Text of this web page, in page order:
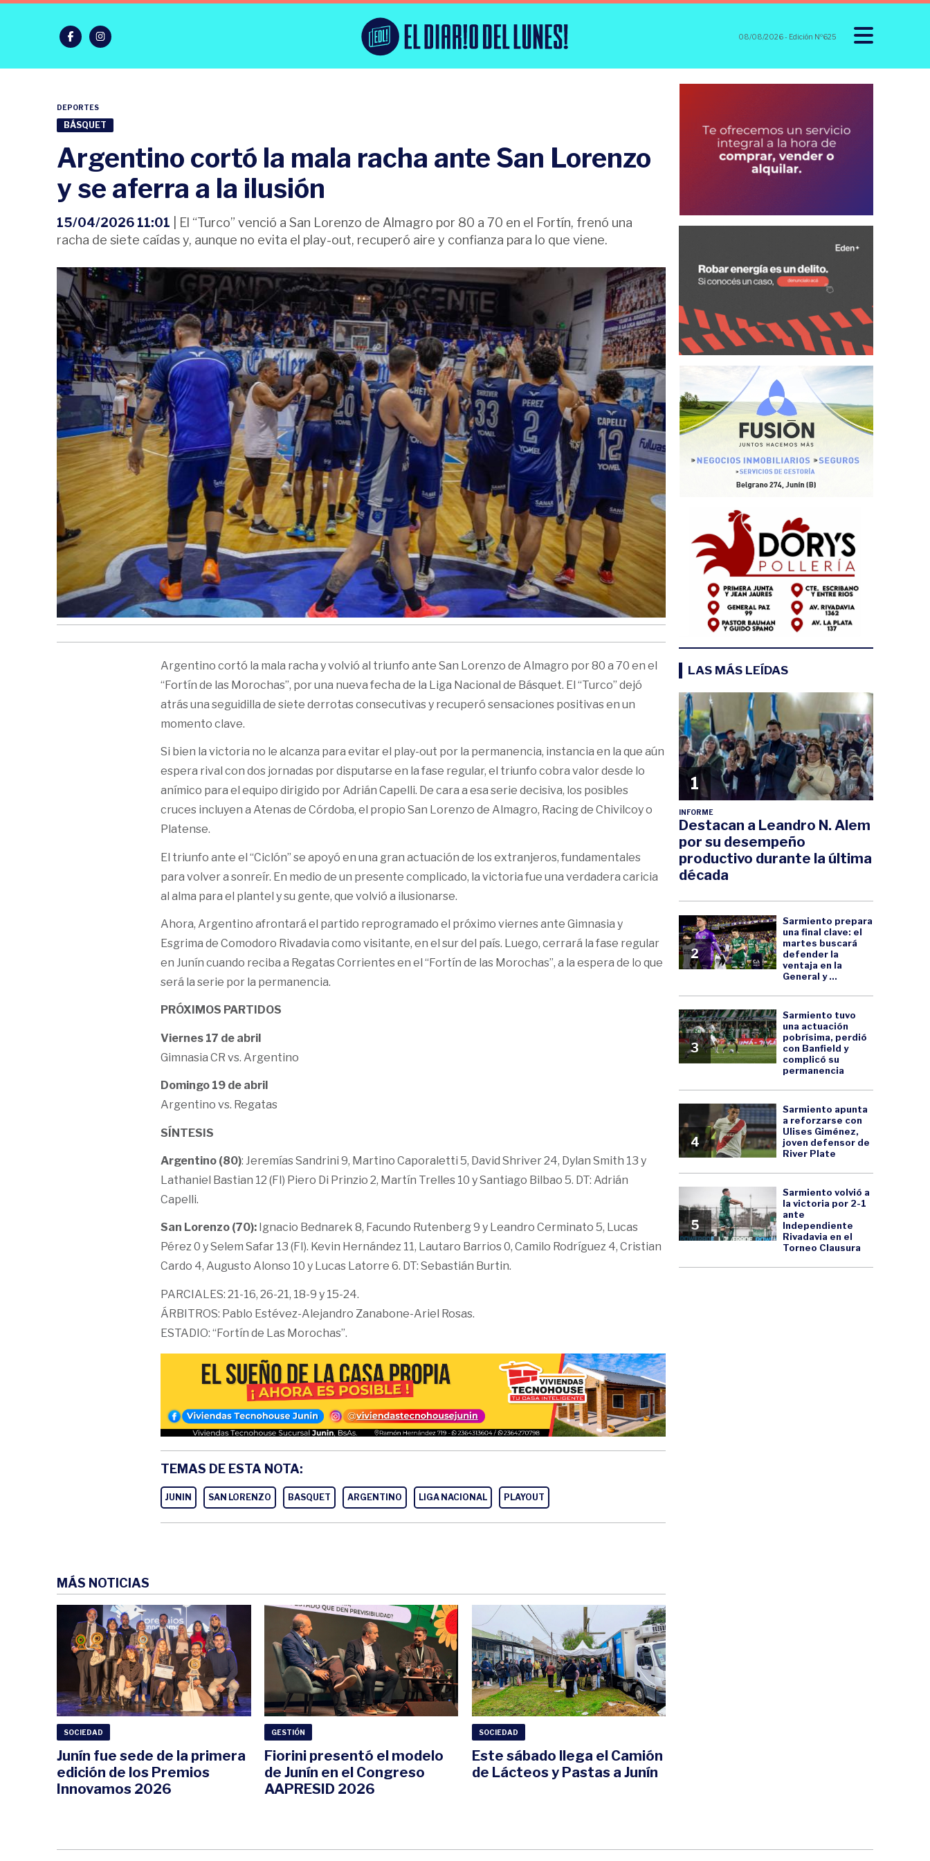
08/08/2026- Edición Nº625
DEPORTES
BÁSQUET
Argentino cortó la mala racha ante San Lorenzo
y se aferra a la ilusión
15/04/2026 11:01 | El “Turco” venció a San Lorenzo de Almagro por 80 a 70 en el Fortín, frenó una
racha de siete caídas y, aunque no evita el play-out, recuperó aire y confianza para lo que viene.
Argentino cortó la mala racha y volvió al triunfo ante San Lorenzo de Almagro por 80 a 70 en el
“Fortín de las Morochas”, por una nueva fecha de la Liga Nacional de Básquet. El “Turco” dejó
atrás una seguidilla de siete derrotas consecutivas y recuperó sensaciones positivas en un
momento clave.
Si bien la victoria no le alcanza para evitar el play-out por la permanencia, instancia en la que aún
espera rival con dos jornadas por disputarse en la fase regular, el triunfo cobra valor desde lo
anímico para el equipo dirigido por Adrián Capelli. De cara a esa serie decisiva, los posibles
cruces incluyen a Atenas de Córdoba, el propio San Lorenzo de Almagro, Racing de Chivilcoy o
Platense.
El triunfo ante el “Ciclón” se apoyó en una gran actuación de los extranjeros, fundamentales
para volver a sonreír. En medio de un presente complicado, la victoria fue una verdadera caricia
al alma para el plantel y su gente, que volvió a ilusionarse.
Ahora, Argentino afrontará el partido reprogramado el próximo viernes ante Gimnasia y
Esgrima de Comodoro Rivadavia como visitante, en el sur del país. Luego, cerrará la fase regular
en Junín cuando reciba a Regatas Corrientes en el “Fortín de las Morochas”, a la espera de lo que
será la serie por la permanencia.
PRÓXIMOS PARTIDOS
Viernes 17 de abril
Gimnasia CR vs. Argentino
Domingo 19 de abril
Argentino vs. Regatas
SÍNTESIS
Argentino (80): Jeremías Sandrini 9, Martino Caporaletti 5, David Shriver 24, Dylan Smith 13 y
Lathaniel Bastian 12 (FI) Piero Di Prinzio 2, Martín Trelles 10 y Santiago Bilbao 5. DT: Adrián
Capelli.
San Lorenzo (70):Ignacio Bednarek 8, Facundo Rutenberg 9 y Leandro Cerminato 5, Lucas
Pérez 0 y Selem Safar 13 (FI). Kevin Hernández 11, Lautaro Barrios 0, Camilo Rodríguez 4, Cristian
Cardo 4, Augusto Alonso 10 y Lucas Latorre 6. DT: Sebastián Burtin.
PARCIALES: 21-16, 26-21, 18-9 y 15-24.
ÁRBITROS: Pablo Estévez-Alejandro Zanabone-Ariel Rosas.
ESTADIO: “Fortín de Las Morochas”.
TEMAS DE ESTA NOTA:
JUNIN SAN LORENZO BASQUET ARGENTINO LIGA NACIONAL PLAYOUT
MÁS NOTICIAS
SOCIEDAD
Junín fue sede de la primera
edición de los Premios
Innovamos 2026
GESTIÓN
Fiorini presentó el modelo
de Junín en el Congreso
AAPRESID 2026
SOCIEDAD
Este sábado llega el Camión
de Lácteos y Pastas a Junín
LAS MÁS LEÍDAS
1
INFORME
Destacan a Leandro N. Alem
por su desempeño
productivo durante la última
década
2
Sarmiento prepara
una final clave: el
martes buscará
defender la
ventaja en la
General y ...
3
Sarmiento tuvo
una actuación
pobrísima, perdió
con Banfield y
complicó su
permanencia
4
Sarmiento apunta
a reforzarse con
Ulises Giménez,
joven defensor de
River Plate
5
Sarmiento volvió a
la victoria por 2-1
ante
Independiente
Rivadavia en el
Torneo Clausura